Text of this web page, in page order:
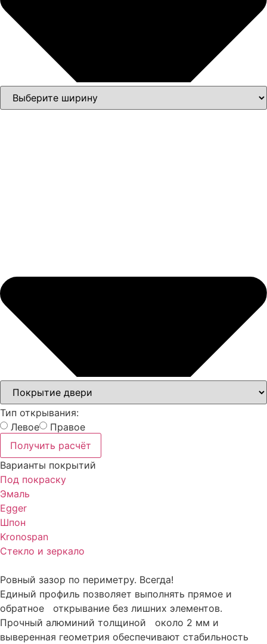
Тип открывания:
Левое
Правое
Получить расчёт
Варианты покрытий
Под покраску
Эмаль
Egger
Шпон
Kronospan
Стекло и зеркало
Ровный зазор по периметру. Всегда!
Единый профиль позволяет выполнять прямое и
обратное открывание без лишних элементов.
Прочный алюминий толщиной около 2 мм и
выверенная геометрия обеспечивают стабильность